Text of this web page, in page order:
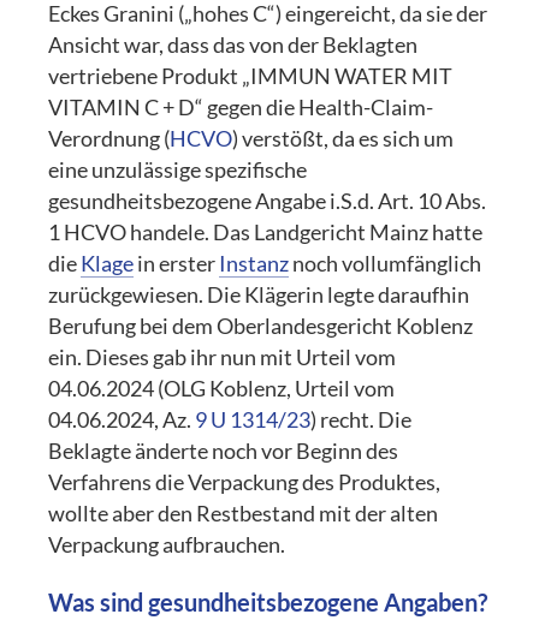
Eckes Granini („hohes C“) eingereicht, da sie der
Ansicht war, dass das von der Beklagten
vertriebene Produkt „IMMUN WATER MIT
VITAMIN C + D“ gegen die Health-Claim-
Verordnung (HCVO) verstößt, da es sich um
eine unzulässige spezifische
gesundheitsbezogene Angabe i.S.d. Art. 10 Abs.
1 HCVO handele. Das Landgericht Mainz hatte
dieKlagein ersterInstanznoch vollumfänglich
zurückgewiesen. Die Klägerin legte daraufhin
Berufung bei dem Oberlandesgericht Koblenz
ein. Dieses gab ihr nun mit Urteil vom
04.06.2024 (OLG Koblenz, Urteil vom
04.06.2024, Az. 9 U 1314/23) recht. Die
Beklagte änderte noch vor Beginn des
Verfahrens die Verpackung des Produktes,
wollte aber den Restbestand mit der alten
Verpackung aufbrauchen.
Was sind gesundheitsbezogene Angaben?